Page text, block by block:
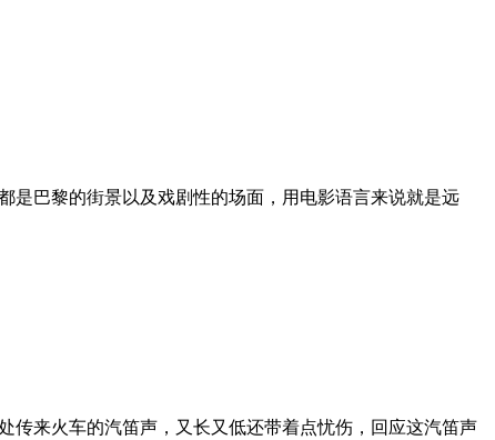
是巴黎的街景以及戏剧性的场面，用电影语言来说就是远
传来火车的汽笛声，又长又低还带着点忧伤，回应这汽笛声